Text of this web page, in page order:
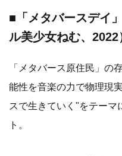
■「メタバースデイ
ル美少女ねむ、2022
「メタバース原住民」の
能性を音楽の力で物理現
スで生きていく"をテーマ
ト。